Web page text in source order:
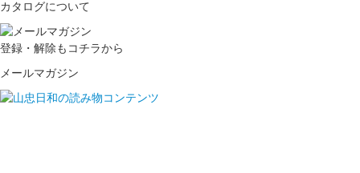
カタログについて
登録・解除もコチラから
メールマガジン